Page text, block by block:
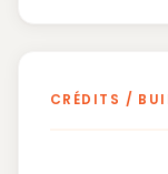
CRÉDITS /